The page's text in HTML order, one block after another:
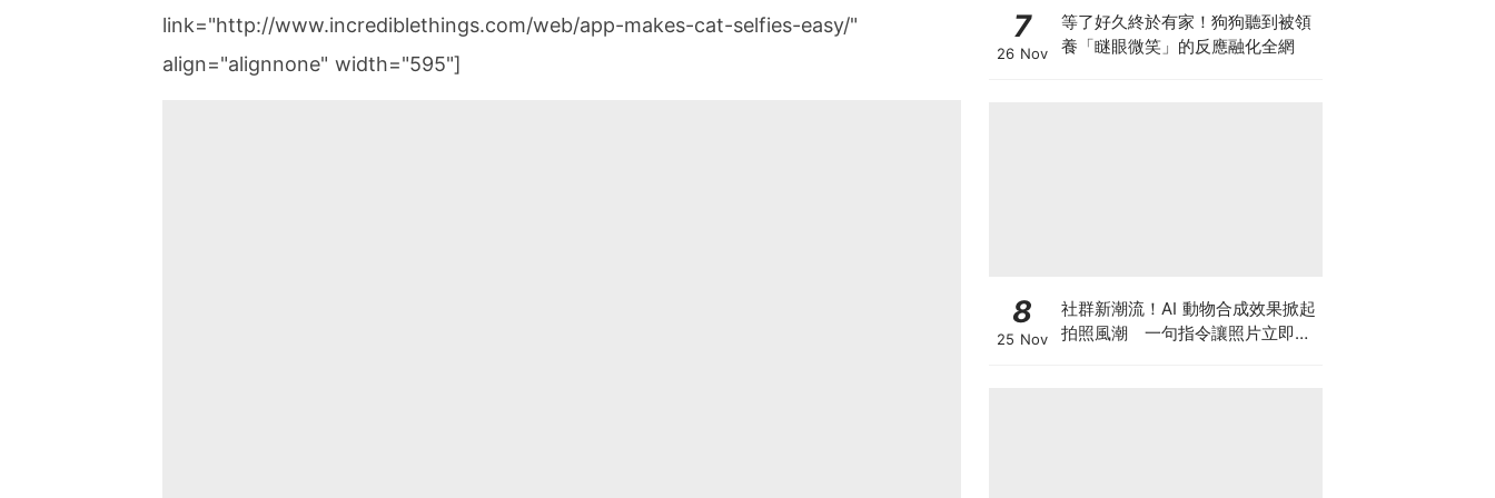
link="http://www.incrediblethings.com/web/app-makes-cat-selfies-easy/"
align="alignnone" width="595"]
7
26 Nov
等了好久終於有家！狗狗聽到被領
養「瞇眼微笑」的反應融化全網
8
25 Nov
社群新潮流！AI 動物合成效果掀起
拍照風潮 一句指令讓照片立即升